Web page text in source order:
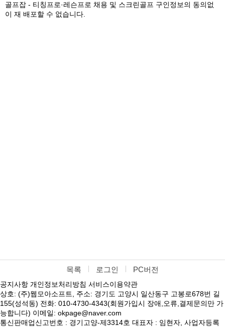
골프잡 - 티칭프로·레슨프로 채용 및 스크린골프 구인정보의 동의없
이 재 배포할 수 없습니다.
목록 로그인 PC버전
공지사항 개인정보처리방침 서비스이용약관
상호: (주)웹모아소프트, 주소: 경기도 고양시 일산동구 고봉로678번 길
155(성석동) 전화: 010-4730-4343(회원가입시 장애,오류,결제문의만 가
능합니다) 이메일: okpage@naver.com
통신판매업신고번호 : 경기고양-제3314호 대표자 : 임현자, 사업자등록